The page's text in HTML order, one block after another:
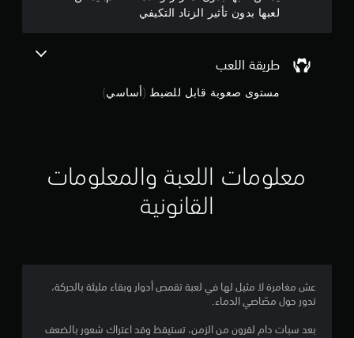
ن
م
إ
ج
م
لعبها بدون تأثير الزناد التكيفي
طريقة اللعب
مستوى صعوبة قابل للضبط (أساسي)
معلومات اللعبة والمعلومات
القانونية
عش مغامرة لا مثيل لها في لعبة تقمص أدوار وبقاء مليئة بالحركة،
تدور حول مصّاصي الدماء.
بعد سبات دام لقرون من الزمن، تستيقظ وقد اعتراك شعور بالضعف